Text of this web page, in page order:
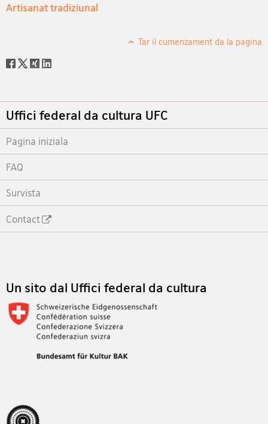
Artisanat tradiziunal
Tar il cumenzament da la pagina
Social
Footer
Uffici federal da cultura UFC
Pagina iniziala
FAQ
Survista
Contact
Un sito dal Uffici federal da cultura